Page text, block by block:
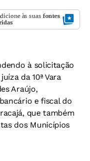
às suas fontes
à solicitação
da 10ª Vara
Araújo,
e fiscal do
que também
dos Municípios